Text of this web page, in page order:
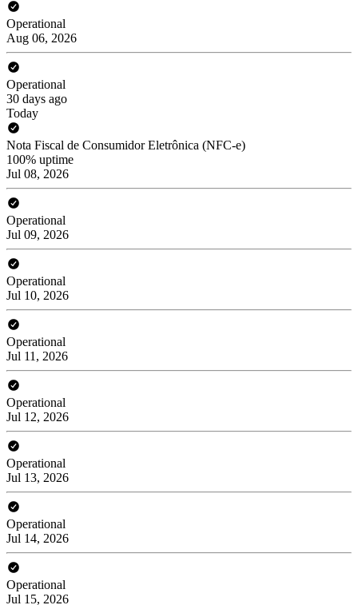
Operational
Aug 06, 2026
Operational
30 days ago
Today
Nota Fiscal de Consumidor Eletrônica (NFC-e)
100% uptime
Jul 08, 2026
Operational
Jul 09, 2026
Operational
Jul 10, 2026
Operational
Jul 11, 2026
Operational
Jul 12, 2026
Operational
Jul 13, 2026
Operational
Jul 14, 2026
Operational
Jul 15, 2026